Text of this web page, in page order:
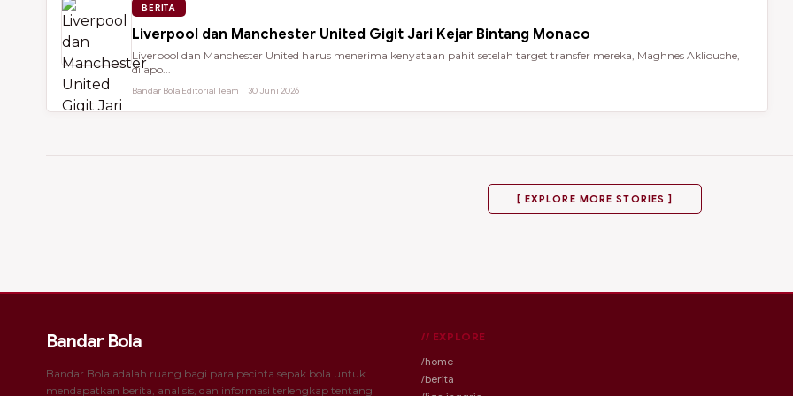
BERITA
Liverpool dan Manchester United Gigit Jari Kejar Bintang Monaco
Liverpool dan Manchester United harus menerima kenyataan pahit setelah target transfer mereka, Maghnes Akliouche,
dilapo...
Bandar Bola Editorial Team ⎯ 30 Juni 2026
[ EXPLORE MORE STORIES ]
Bandar Bola
Bandar Bola adalah ruang bagi para pecinta sepak bola untuk
mendapatkan berita, analisis, dan informasi terlengkap tentang
// EXPLORE
/home
/berita